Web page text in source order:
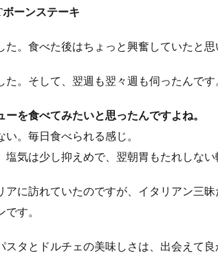
ボーンステーキ
た。食べた後はちょっと興奮していたと思
。そして、翌週も翌々週も伺ったんです
ーを食べてみたいと思ったんですよね。
。毎日食べられる感じ。
塩気は少し抑えめで、翌朝胃もたれしない
アに訪れていたのですが、イタリアン三
す。
スタとドルチェの美味しさは、出会えて良